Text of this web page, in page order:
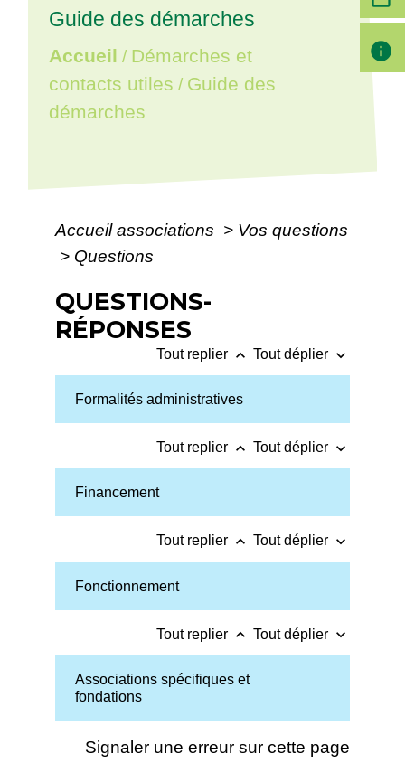
Guide des démarches
Accueil / Démarches et
contacts utiles / Guide des
démarches
Accueil associations > Vos questions
> Questions
QUESTIONS-
RÉPONSES
Tout replier keyboard_arrow_up Tout déplier keyboard_arrow_down
Formalités administratives
Tout replier keyboard_arrow_up Tout déplier keyboard_arrow_down
Financement
Tout replier keyboard_arrow_up Tout déplier keyboard_arrow_down
Fonctionnement
Tout replier keyboard_arrow_up Tout déplier keyboard_arrow_down
Associations spécifiques et
fondations
Signaler une erreur sur cette page
info